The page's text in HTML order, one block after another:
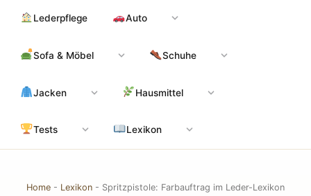
Inhalt
Lederpflege Auto
Sofa & Möbel Schuhe
Jacken Hausmittel
Tests Lexikon
Home - Lexikon - Spritzpistole: Farbauftrag im Leder-Lexikon